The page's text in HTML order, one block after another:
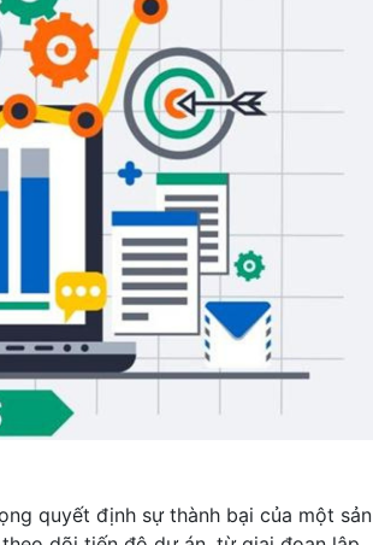
quyết định sự thành bại của một sản